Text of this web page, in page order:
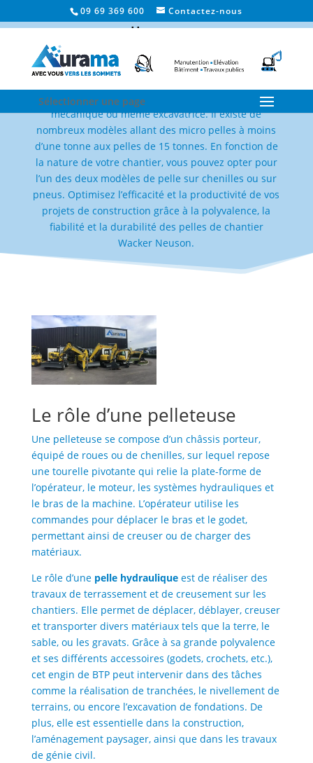
09 69 369 600 Contactez-nous
Sélectionner une page
Pelleteuse
connue sous le nom de pelle hydraulique, pelle
mécanique ou même excavatrice. Il existe de
nombreux modèles allant des micro pelles à moins
d’une tonne aux pelles de 15 tonnes. En fonction de
la nature de votre chantier, vous pouvez opter pour
l’un des deux modèles de pelle sur chenilles ou sur
pneus. Optimisez l’efficacité et la productivité de vos
projets de construction grâce à la polyvalence, la
fiabilité et la durabilité des pelles de chantier
Wacker Neuson.
Le rôle d’une pelleteuse
Une pelleteuse se compose d’un châssis porteur,
équipé de roues ou de chenilles, sur lequel repose
une tourelle pivotante qui relie la plate-forme de
l’opérateur, le moteur, les systèmes hydrauliques et
le bras de la machine. L’opérateur utilise les
commandes pour déplacer le bras et le godet,
permettant ainsi de creuser ou de charger des
matériaux.
Le rôle d’une pelle hydraulique​ est de réaliser des
travaux de terrassement et de creusement sur les
chantiers. Elle permet de déplacer, déblayer, creuser
et transporter divers matériaux tels que la terre, le
sable, ou les gravats. Grâce à sa grande polyvalence
et ses différents accessoires (godets, crochets, etc.),
cet engin de BTP peut intervenir dans des tâches
comme la réalisation de tranchées, le nivellement de
terrains, ou encore l’excavation de fondations. De
plus, elle est essentielle dans la construction,
l’aménagement paysager, ainsi que dans les travaux
de génie civil.